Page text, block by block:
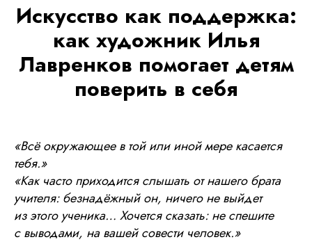
Искусство как поддержка:
как художник Илья
Лавренков помогает детям
поверить в себя
«Всё окружающее в той или иной мере касается
тебя.»
«Как часто приходится слышать от нашего брата
учителя: безнадёжный он, ничего не выйдет
из этого ученика… Хочется сказать: не спешите
с выводами, на вашей совести человек.»